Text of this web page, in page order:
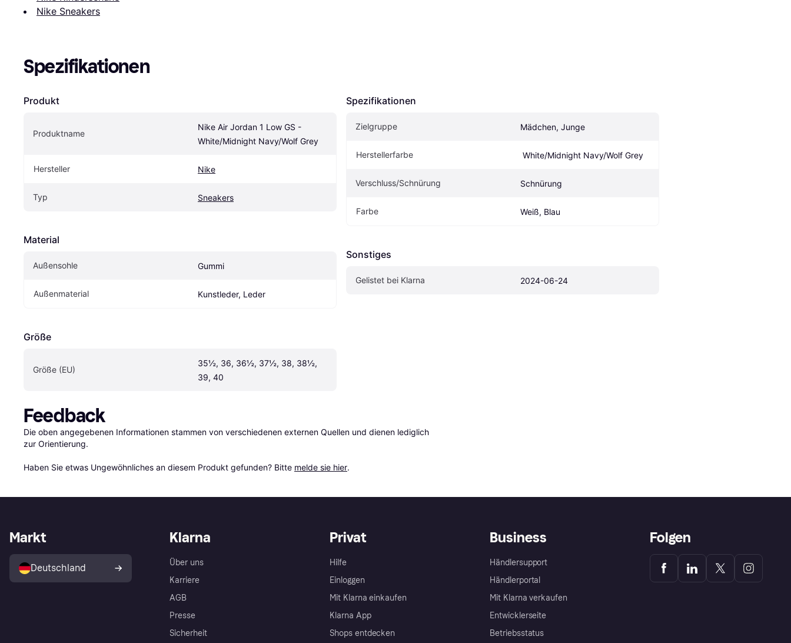
Nike Sneakers
Spezifikationen
Produkt
Produktname
Nike Air Jordan 1 Low GS -
White/Midnight Navy/Wolf Grey
Hersteller Nike
Typ Sneakers
Material
Außensohle Gummi
Außenmaterial Kunstleder, Leder
Größe
Größe (EU)
35½, 36, 36½, 37½, 38, 38½,
39, 40
Spezifikationen
Zielgruppe Mädchen, Junge
Herstellerfarbe White/Midnight Navy/Wolf Grey
Verschluss/Schnürung Schnürung
Farbe Weiß, Blau
Sonstiges
Gelistet bei Klarna 2024-06-24
Feedback
Die oben angegebenen Informationen stammen von verschiedenen externen Quellen und dienen lediglich
zur Orientierung.
Haben Sie etwas Ungewöhnliches an diesem Produkt gefunden? Bitte melde sie hier.
Klarna
Über uns
Karriere
AGB
Presse
Sicherheit
Privat
Hilfe
Einloggen
Mit Klarna einkaufen
Klarna App
Shops entdecken
Business
Händlersupport
Händlerportal
Mit Klarna verkaufen
Entwicklerseite
Betriebsstatus
Markt
Deutschland
Folgen